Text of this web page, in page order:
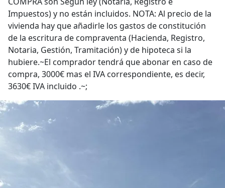
Impuestos) y no están incluidos. NOTA: Al precio de la
vivienda hay que añadirle los gastos de constitución
de la escritura de compraventa (Hacienda, Registro,
Notaria, Gestión, Tramitación) y de hipoteca si la
hubiere.~El comprador tendrá que abonar en caso de
compra, 3000€ mas el IVA correspondiente, es decir,
3630€ IVA incluido .~;